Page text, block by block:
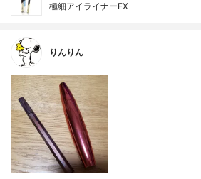
極細アイライナーEX
りんりん